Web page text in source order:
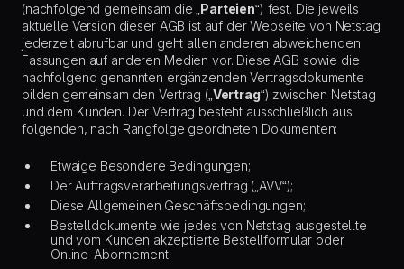
(nachfolgend gemeinsam die „ Parteien“) fest. Die jeweils
aktuelle Version dieser AGB ist auf der Webseite von Netstag
jederzeit abrufbar und geht allen anderen abweichenden
Fassungen auf anderen Medien vor. Diese AGB sowie die
nachfolgend genannten ergänzenden Vertragsdokumente
bilden gemeinsam den Vertrag („ Vertrag“) zwischen Netstag
und dem Kunden. Der Vertrag besteht ausschließlich aus
folgenden, nach Rangfolge geordneten Dokumenten:
Etwaige Besondere Bedingungen;
Der Auftragsverarbeitungsvertrag („AVV“);
Diese Allgemeinen Geschäftsbedingungen;
Bestelldokumente wie jedes von Netstag ausgestellte
und vom Kunden akzeptierte Bestellformular oder
Online-Abonnement.